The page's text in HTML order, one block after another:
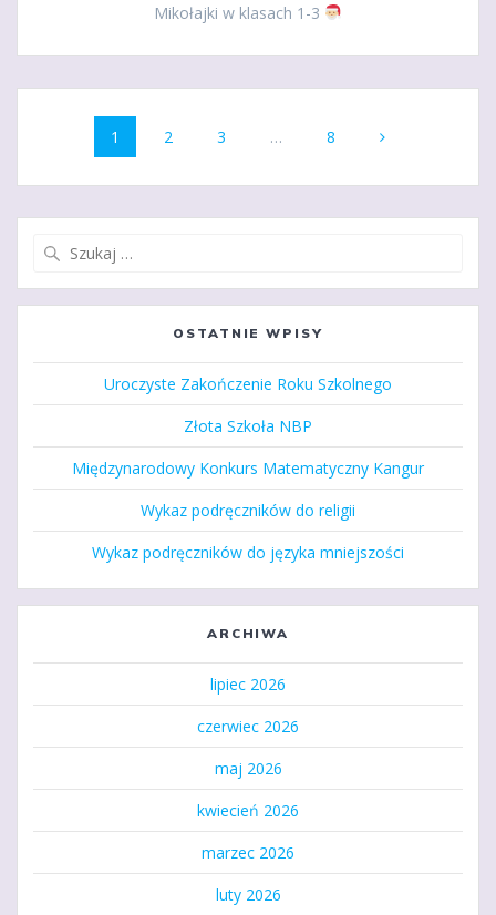
Mikołajki w klasach 1-3
Nawigacja
Strona
1 Strona
2 Strona
3 … Strona
8
OSTATNIE WPISY
Uroczyste Zakończenie Roku Szkolnego
Złota Szkoła NBP
Międzynarodowy Konkurs Matematyczny Kangur
Wykaz podręczników do religii
Wykaz podręczników do języka mniejszości
ARCHIWA
lipiec 2026
czerwiec 2026
maj 2026
kwiecień 2026
marzec 2026
luty 2026